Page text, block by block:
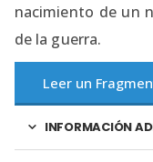
nacimiento de un
de la guerra.
Leer un
INFORMACIÓN